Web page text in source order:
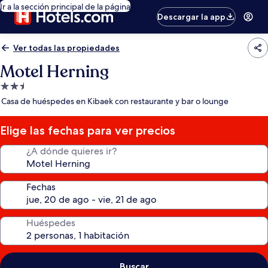
Ir a la sección principal de la página
Descargar la app
Ver todas las propiedades
Motel Herning
Propiedad
de
estrellas
Casa de huéspedes en Kibaek con restaurante y bar o lounge
Elige las fechas para ver precios
¿A dónde quieres ir?
Fechas
Huéspedes